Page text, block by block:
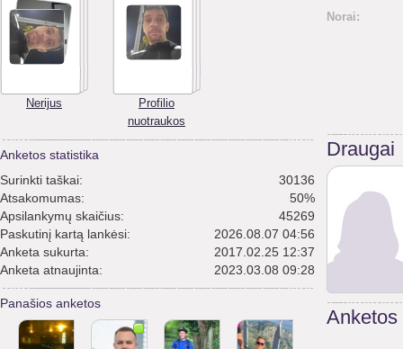
Nerijus
Profilio
nuotraukos
Anketos statistika
Surinkti taškai:
30136
Atsakomumas:
50%
Apsilankymų skaičius:
45269
Paskutinį kartą lankėsi:
2026.08.07 04:56
Anketa sukurta:
2017.02.25 12:37
Anketa atnaujinta:
2023.03.08 09:28
Panašios anketos
Norai:
Draugai
Anketos